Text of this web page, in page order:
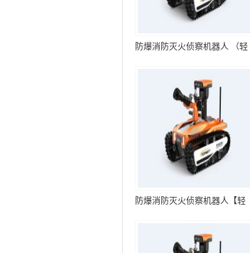
防爆消防灭火侦察机器人 （轻
MC80BD（第6代）
防爆消防灭火侦察机器人【轻
装置+语音控制+跟随功能+5G控